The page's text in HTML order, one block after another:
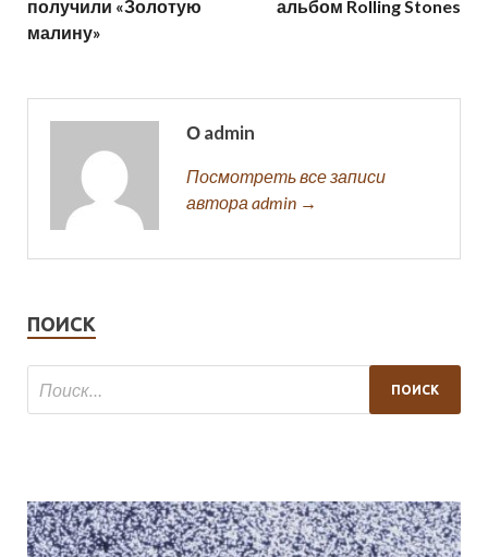
получили «Золотую
малину»
альбом Rolling Stones
О admin
Посмотреть все записи
автора admin →
ПОИСК